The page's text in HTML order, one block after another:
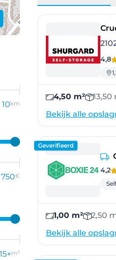
4,8
4,50 m² 13,50
Bekijk alle
Geverifieerd
4,2
1,00 m² 2,50
Bekijk alle
10km
750€
15+m²